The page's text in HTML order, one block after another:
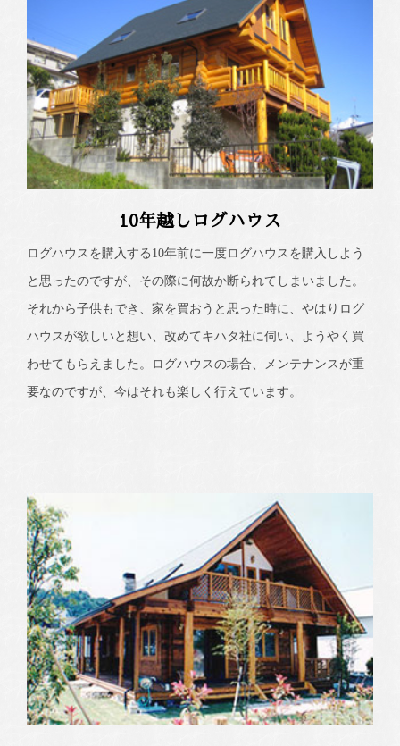
10年越しログハウス
ログハウスを購入する10年前に一度ログハウスを購入しよう
と思ったのですが、その際に何故か断られてしまいました。
それから子供もでき、家を買おうと思った時に、やはりログ
ハウスが欲しいと想い、改めてキハタ社に伺い、ようやく買
わせてもらえました。ログハウスの場合、メンテナンスが重
要なのですが、今はそれも楽しく行えています。